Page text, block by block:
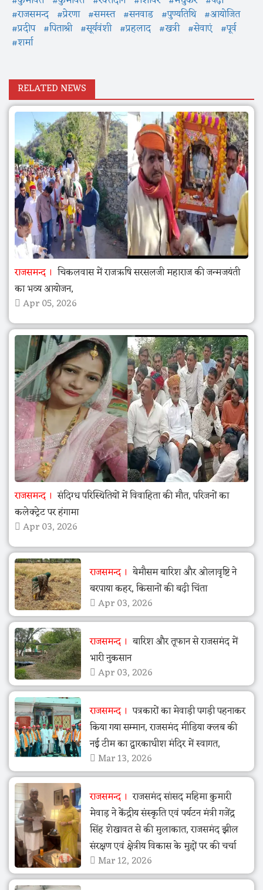
#राजसमन्द #प्रेरणा #समस्त #सनवाड #पुण्यतिथि #आयोजित
#प्रदीप #पिताश्री #सूर्यवंशी #प्रहलाद #खत्री #सेवाएं #पूर्व
#शर्मा
RELATED NEWS
राजसमन्द
चिकलवास में राजऋषि सरसलजी महाराज की जन्मजयंती
का भव्य आयोजन,
Apr 05, 2026
राजसमन्द
संदिग्ध परिस्थितियों में विवाहिता की मौत, परिजनों का
कलेक्ट्रेट पर हंगामा
Apr 03, 2026
राजसमन्द
बेमौसम बारिश और ओलावृष्टि ने
बरपाया कहर, किसानों की बढ़ी चिंता
Apr 03, 2026
राजसमन्द
बारिश और तूफान से राजसमंद में
भारी नुकसान
Apr 03, 2026
राजसमन्द
पत्रकारों का मेवाड़ी पगड़ी पहनाकर
किया गया सम्मान, राजसमंद मीडिया क्लब की
नई टीम का द्वारकाधीश मंदिर में स्वागत,
Mar 13, 2026
राजसमन्द
राजसमंद सांसद महिमा कुमारी
मेवाड़ ने केंद्रीय संस्कृति एवं पर्यटन मंत्री गजेंद्र
सिंह शेखावत से की मुलाकात, राजसमंद झील
संरक्षण एवं क्षेत्रीय विकास के मुद्दों पर की चर्चा
Mar 12, 2026